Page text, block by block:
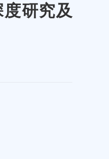
研究及